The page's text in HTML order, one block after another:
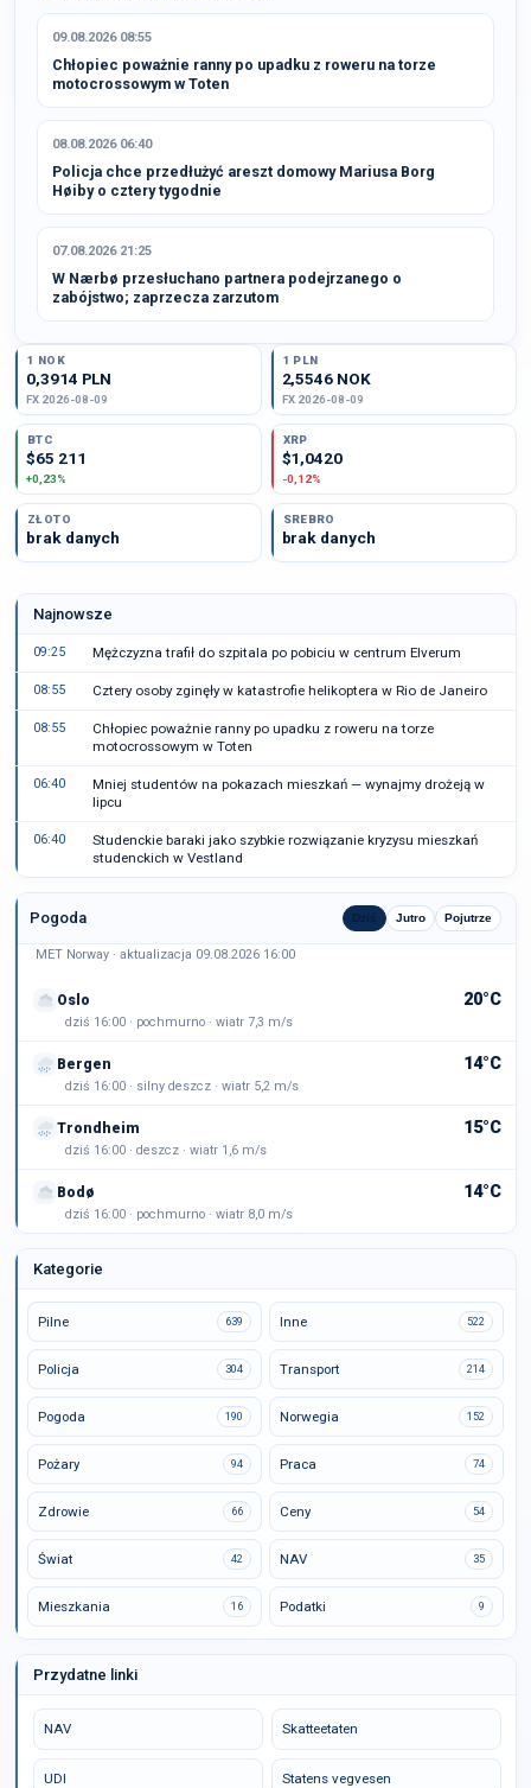
09.08.2026 08:55
Chłopiec poważnie ranny po upadku z roweru na torze
motocrossowym w Toten
08.08.2026 06:40
Policja chce przedłużyć areszt domowy Mariusa Borg
Høiby o cztery tygodnie
07.08.2026 21:25
W Nærbø przesłuchano partnera podejrzanego o
zabójstwo; zaprzecza zarzutom
1 NOK
0,3914 PLN
FX 2026-08-09
1 PLN
2,5546 NOK
FX 2026-08-09
BTC
$65 211
+0,23%
XRP
$1,0420
-0,12%
ZŁOTO
brak danych
SREBRO
brak danych
Najnowsze
09:25 Mężczyzna trafił do szpitala po pobiciu w centrum Elverum
08:55 Cztery osoby zginęły w katastrofie helikoptera w Rio de Janeiro
08:55
Chłopiec poważnie ranny po upadku z roweru na torze
motocrossowym w Toten
06:40
Mniej studentów na pokazach mieszkań — wynajmy drożeją w
lipcu
06:40
Studenckie baraki jako szybkie rozwiązanie kryzysu mieszkań
studenckich w Vestland
Pogoda Dziś Jutro Pojutrze
MET Norway · aktualizacja 09.08.2026 16:00
Oslo 20°C
dziś 16:00 · pochmurno · wiatr 7,3 m/s
Bergen 14°C
dziś 16:00 · silny deszcz · wiatr 5,2 m/s
Trondheim 15°C
dziś 16:00 · deszcz · wiatr 1,6 m/s
Bodø 14°C
dziś 16:00 · pochmurno · wiatr 8,0 m/s
Kategorie
Pilne 639 Inne 522
Policja 304 Transport 214
Pogoda 190 Norwegia 152
Pożary 94 Praca 74
Zdrowie 66 Ceny 54
Świat 42 NAV 35
Mieszkania 16 Podatki 9
Przydatne linki
NAV Skatteetaten
UDI Statens vegvesen